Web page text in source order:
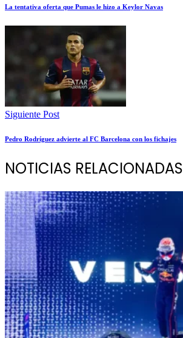
La tentativa oferta que Pumas le hizo a Keylor Navas
Siguiente Post
Pedro Rodríguez advierte al FC Barcelona con los fichajes
NOTICIAS RELACIONADAS